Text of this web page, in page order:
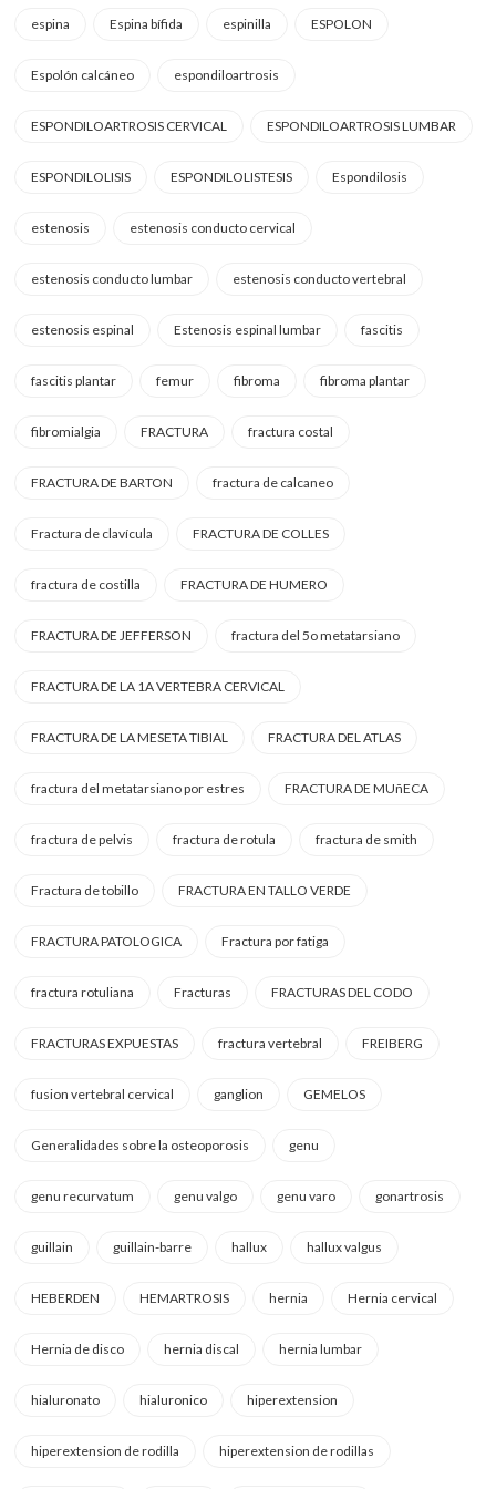
espina Espina bífida espinilla ESPOLON
Espolón calcáneo espondiloartrosis
ESPONDILOARTROSIS CERVICAL ESPONDILOARTROSIS LUMBAR
ESPONDILOLISIS ESPONDILOLISTESIS Espondilosis
estenosis estenosis conducto cervical
estenosis conducto lumbar estenosis conducto vertebral
estenosis espinal Estenosis espinal lumbar fascitis
fascitis plantar femur fibroma fibroma plantar
fibromialgia FRACTURA fractura costal
FRACTURA DE BARTON fractura de calcaneo
Fractura de clavícula FRACTURA DE COLLES
fractura de costilla FRACTURA DE HUMERO
FRACTURA DE JEFFERSON fractura del 5o metatarsiano
FRACTURA DE LA 1A VERTEBRA CERVICAL
FRACTURA DE LA MESETA TIBIAL FRACTURA DEL ATLAS
fractura del metatarsiano por estres FRACTURA DE MUñECA
fractura de pelvis fractura de rotula fractura de smith
Fractura de tobillo FRACTURA EN TALLO VERDE
FRACTURA PATOLOGICA Fractura por fatiga
fractura rotuliana Fracturas FRACTURAS DEL CODO
FRACTURAS EXPUESTAS fractura vertebral FREIBERG
fusion vertebral cervical ganglion GEMELOS
Generalidades sobre la osteoporosis genu
genu recurvatum genu valgo genu varo gonartrosis
guillain guillain-barre hallux hallux valgus
HEBERDEN HEMARTROSIS hernia Hernia cervical
Hernia de disco hernia discal hernia lumbar
hialuronato hialuronico hiperextension
hiperextension de rodilla hiperextension de rodillas